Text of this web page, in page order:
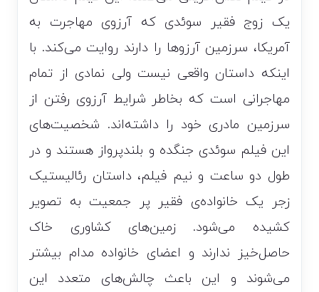
یک زوج فقیر سوئدی که آرزوی مهاجرت به
آمریکا، سرزمین آرزوها را دارند روایت می‌کند. با
اینکه داستان واقعی نیست ولی نمادی از تمام
مهاجرانی است که بخاطر شرایط آرزوی رفتن از
سرزمین مادری خود را داشته‌اند. شخصیت‌های
این فیلم سوئدی جنگده و بلندپرواز هستند و در
طول دو ساعت و نیم فیلم، داستان رئالیستیک
زجر یک خانواده‌ی فقیر پر جمعیت به تصویر
کشیده می‌شود. زمین‌های کشاوری خاک
حاصل‌خیز ندارند و اعضای خانواده مدام بیشتر
می‌شوند و این باعث چالش‌های متعدد این